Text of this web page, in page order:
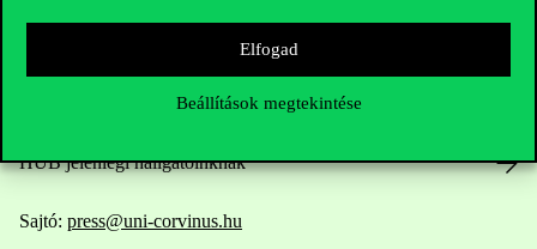
Elfogad
Beállítások megtekintése
Kérdésed van a felvételivel kapcsolatban?
Oktatói elérhetőségek
HUB jelenlegi hallgatóinknak
Sajtó: press@uni-corvinus.hu